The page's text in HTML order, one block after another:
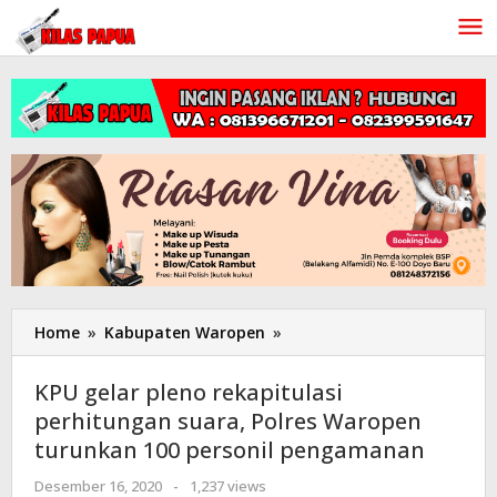
Lewati
konten
Home » Kabupaten Waropen »
gelar
pleno
rekapitulasi
perhitungan
suara,
KPU gelar pleno rekapitulasi
perhitungan suara, Polres Waropen
turunkan 100 personil pengamanan
Desember 16, 2020
oleh
-
1,237 views